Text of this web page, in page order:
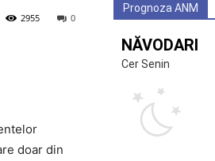
0
2955
doar din
Prognoza ANM
NĂVODARI
Cer Senin